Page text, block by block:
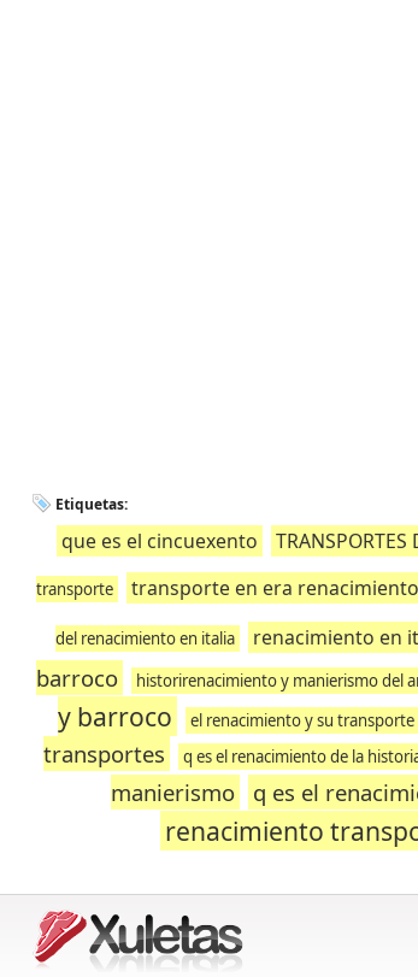
Etiquetas:
que es el cincuexento TRANSPORTES
transporte transporte en era renacimiento
del renacimiento en italia renacimiento en
barroco
historirenacimiento y manierismo del
y barroco
el renacimiento y su transporte
transportes
q es el renacimiento de la
manierismo
q es el
renacimiento